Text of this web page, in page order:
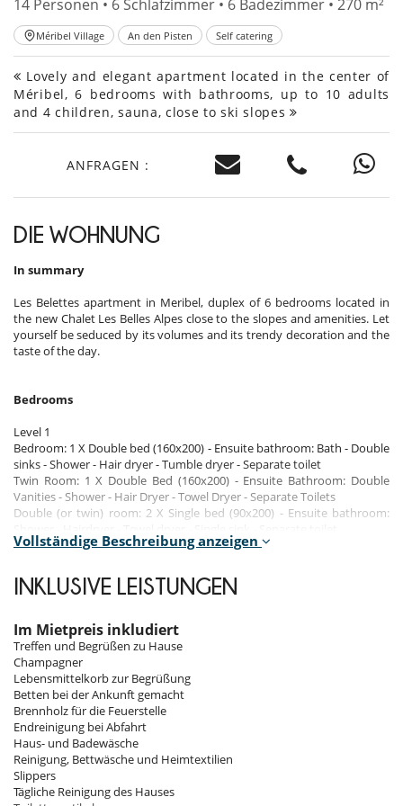
14 Personen • 6 Schlafzimmer • 6 Badezimmer • 270 m²
Méribel Village An den Pisten Self catering
Lovely and elegant apartment located in the center of
Méribel, 6 bedrooms with bathrooms, up to 10 adults
and 4 children, sauna, close to ski slopes
ANFRAGEN :
DIE WOHNUNG
In summary
Les Belettes apartment in Meribel, duplex of 6 bedrooms located in
the new Chalet Les Belles Alpes close to the slopes and amenities. Let
yourself be seduced by its volumes and its trendy decoration and the
taste of the day.
Bedrooms
Level 1
Bedroom: 1 X Double bed (160x200) - Ensuite bathroom: Bath - Double
sinks - Shower - Hair dryer - Tumble dryer - Separate toilet
Twin Room: 1 X Double Bed (160x200) - Ensuite Bathroom: Double
Vanities - Shower - Hair Dryer - Towel Dryer - Separate Toilets
Double (or twin) room: 2 X Single bed (90x200) - Ensuite bathroom:
Double (or twin) room: 2 X Single bed (80x200) - Ensuite bathroom:
Master bedroom: 1 X Double bed (160x200) - Ensuite bathroom:
Double sinks - Shower - Hair dryer - Tumble dryer - Separate toilet
Level 0
Children's bedrooms: 4 X Bunk beds (1 sleeping room) (80x200), TV
corner - Ensuite bathroom: Shower - Hairdryer - Towel dryer - Toilets
Indoors
Sauna
Dining room
Living room
Vollständige Beschreibung anzeigen
INKLUSIVE LEISTUNGEN
Im Mietpreis inkludiert
Treffen und Begrüßen zu Hause
Champagner
Lebensmittelkorb zur Begrüßung
Betten bei der Ankunft gemacht
Brennholz für die Feuerstelle
Endreinigung bei Abfahrt
Haus- und Badewäsche
Reinigung, Bettwäsche und Heimtextilien
Slippers
Tägliche Reinigung des Hauses